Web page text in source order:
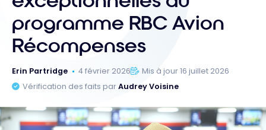
programme RBC Avion
Récompenses
Erin Partridge 4 février 2026
Mis à jour 16 juillet 2026
Vérification des faits parAudrey Voisine